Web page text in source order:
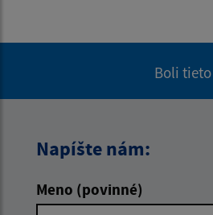
Boli
Napíšte nám:
Meno (povinné)